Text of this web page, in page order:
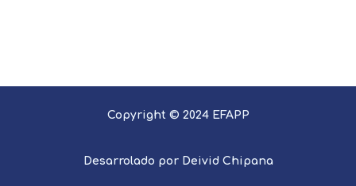
Copyright © 2024 EFAPP
Desarrolado por Deivid Chipana